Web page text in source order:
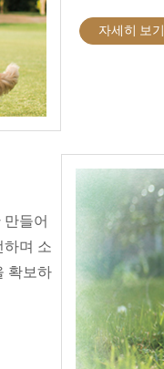
자세히 보기
들어
하며 소
확보하